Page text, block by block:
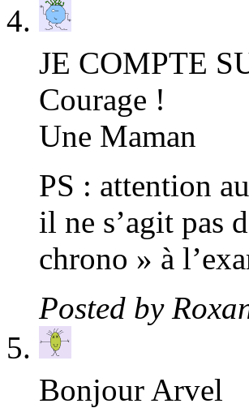
JE COMPTE
Courage !
Une Maman
PS : attention
il ne s’agit pas
chrono » à
Posted by
Bonjour Arvel